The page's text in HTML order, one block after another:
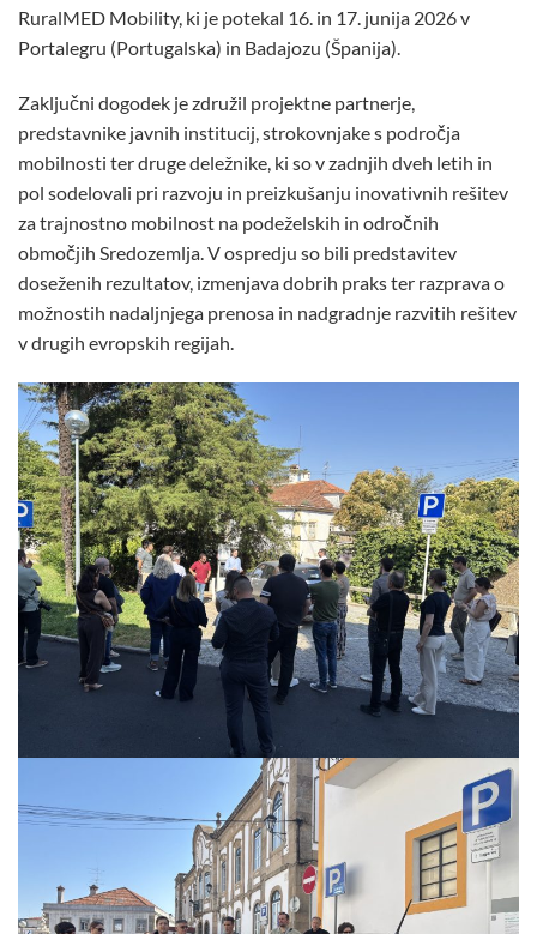
RuralMED Mobility, ki je potekal 16. in 17. junija 2026 v
Portalegru (Portugalska) in Badajozu (Španija).
Zaključni dogodek je združil projektne partnerje,
predstavnike javnih institucij, strokovnjake s področja
mobilnosti ter druge deležnike, ki so v zadnjih dveh letih in
pol sodelovali pri razvoju in preizkušanju inovativnih rešitev
za trajnostno mobilnost na podeželskih in odročnih
območjih Sredozemlja. V ospredju so bili predstavitev
doseženih rezultatov, izmenjava dobrih praks ter razprava o
možnostih nadaljnjega prenosa in nadgradnje razvitih rešitev
v drugih evropskih regijah.